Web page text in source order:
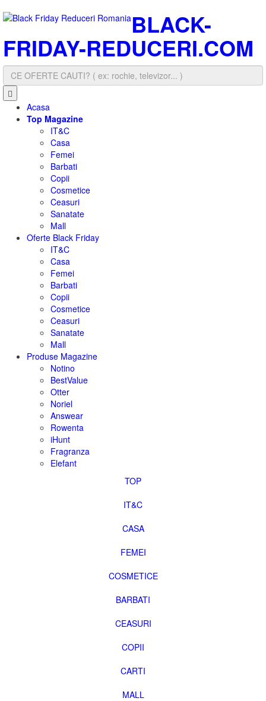
BLACK-
FRIDAY-REDUCERI.COM
Acasa
Top Magazine
IT&C
Casa
Femei
Barbati
Copii
Cosmetice
Ceasuri
Sanatate
Mall
Oferte Black Friday
IT&C
Casa
Femei
Barbati
Copii
Cosmetice
Ceasuri
Sanatate
Mall
Produse Magazine
Notino
BestValue
Otter
Noriel
Answear
Rowenta
iHunt
Fragranza
Elefant
TOP
IT&C
CASA
FEMEI
COSMETICE
BARBATI
CEASURI
COPII
CARTI
MALL